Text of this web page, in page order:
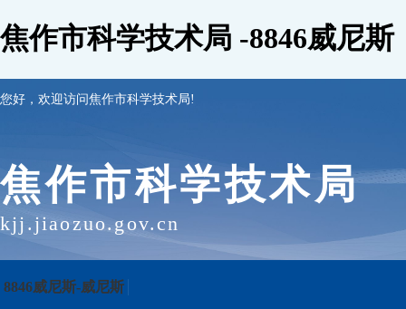
焦作市科学技术局 -8846威尼斯
您好，欢迎访问焦作市科学技术局!
焦作市科学技术局
kjj.jiaozuo.gov.cn
8846威尼斯-威尼斯